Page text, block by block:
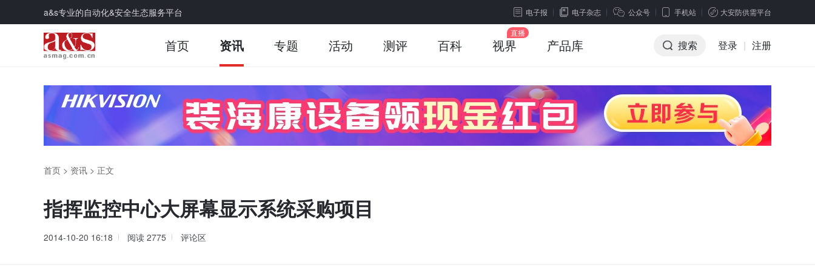
a&s专业的自动化&安全生态服务平台 电子报 电子杂志 公众号 手机站 大安防供需平台
首页 资讯 专题 活动 测评 百科 视界 产品库 搜索 登录 | 注册
首页 > 资讯 > 正文
指挥监控中心大屏幕显示系统采购项目
2014-10-20 16:18 阅读 2775 评论区